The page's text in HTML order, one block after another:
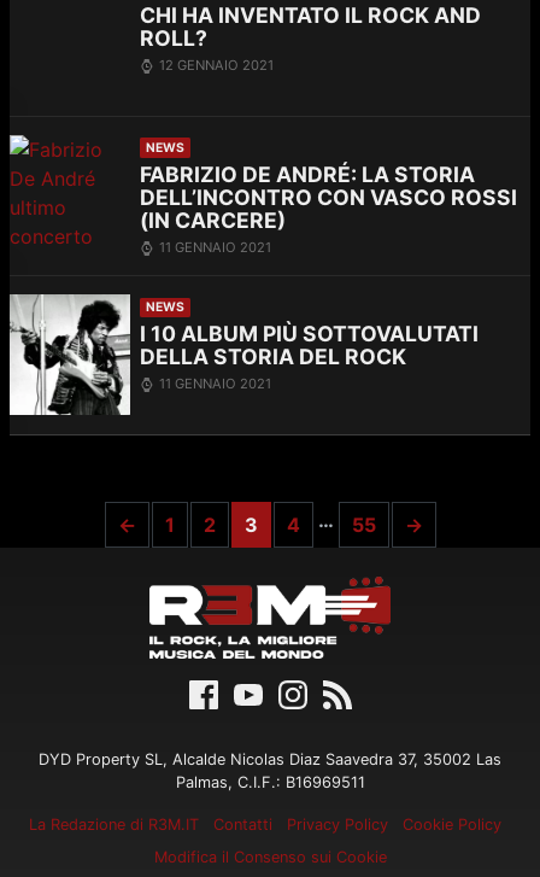
CHI HA INVENTATO IL ROCK AND
ROLL?
12 GENNAIO 2021
NEWS
FABRIZIO DE ANDRÉ: LA STORIA
DELL’INCONTRO CON VASCO ROSSI
(IN CARCERE)
11 GENNAIO 2021
NEWS
I 10 ALBUM PIÙ SOTTOVALUTATI
DELLA STORIA DEL ROCK
11 GENNAIO 2021
← 1 2 3 4 … 55 →
DYD Property SL, Alcalde Nicolas Diaz Saavedra 37, 35002 Las
Palmas, C.I.F.: B16969511
La Redazione di R3M.IT Contatti Privacy Policy
Cookie Policy
Modifica il Consenso sui Cookie